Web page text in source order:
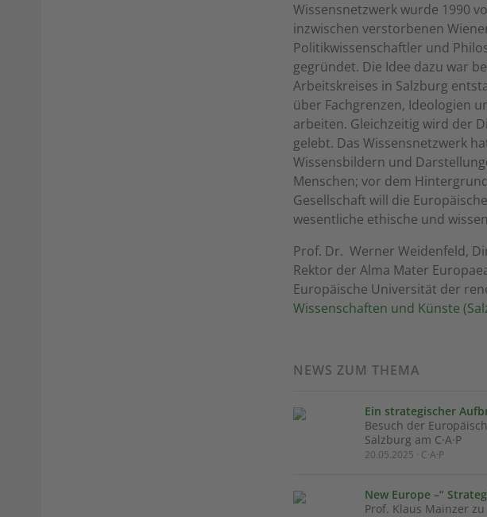
Wissensnetzwerk wurde 1990
inzwischen verstorbenen
Politikwissenschaftler und
gegründet. Die Idee dazu war
Arbeitskreises in Salzburg
über Fachgrenzen, Ideologien
arbeiten. Gleichzeitig wird der
gelebt. Das Wissensnetzwerk
Wissensbildern und
Menschen; vor dem
Gesellschaft will die
wesentliche ethische und
Prof. Dr. Werner Weidenfeld,
Rektor der Alma Mater
Europäische Universität der
Wissenschaften und Künste
NEWS ZUM THEMA
Ein strategischer
Besuch der
Salzburg am C·A·P
20.05.2025 · C·A·P
New Europe –“
Prof. Klaus Mainzer zu